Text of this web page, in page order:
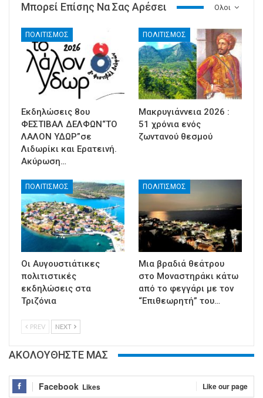
Ολοι
Μπορεί Επίσης Να Σας Αρέσει
ΠΟΛΙΤΙΣΜΟΣ
Εκδηλώσεις 8ου
ΦΕΣΤΙΒΑΛ ΔΕΛΦΩΝ“ΤΟ
ΛΑΛΟΝ ΥΔΩΡ”σε
Λιδωρίκι και Ερατεινή.
Ακύρωση…
ΠΟΛΙΤΙΣΜΟΣ
Μακρυγιάννεια 2026 :
51 χρόνια ενός
ζωντανού θεσμού
ΠΟΛΙΤΙΣΜΟΣ
Οι Αυγουστιάτικες
πολιτιστικές
εκδηλώσεις στα
Τριζόνια
ΠΟΛΙΤΙΣΜΟΣ
Μια βραδιά θεάτρου
στο Μοναστηράκι κάτω
από το φεγγάρι με τον
“Επιθεωρητή” του…
PREV NEXT
ΑΚΟΛΟΥΘΗΣΤΕ ΜΑΣ
Facebook Likes Like our page